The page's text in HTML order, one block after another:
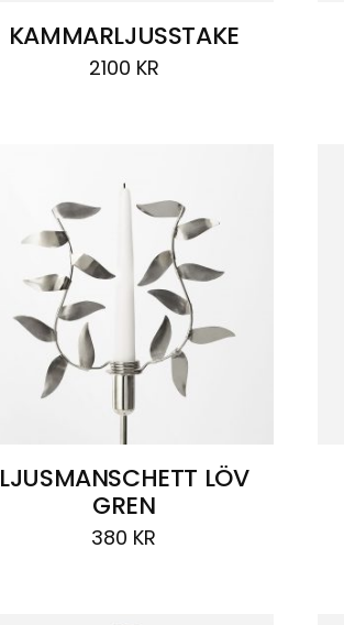
KAMMARLJUSSTAKE
2100 KR
LJUSMANSCHETT LÖV
GREN
380 KR